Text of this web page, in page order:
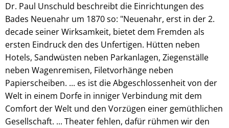
Dr. Paul Unschuld beschreibt die Einrichtungen des
Bades Neuenahr um 1870 so: "Neuenahr, erst in der 2.
decade seiner Wirksamkeit, bietet dem Fremden als
ersten Eindruck den des Unfertigen. Hütten neben
Hotels, Sandwüsten neben Parkanlagen, Ziegenställe
neben Wagenremisen, Filetvorhänge neben
Papierscheiben. ... es ist die Abgeschlossenheit von der
Welt in einem Dorfe in inniger Verbindung mit dem
Comfort der Welt und den Vorzügen einer gemüthlichen
Gesellschaft. ... Theater fehlen, dafür rühmen wir den